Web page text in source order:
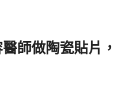
師做陶瓷貼片，